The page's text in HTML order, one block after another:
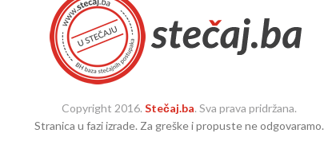
Copyright 2016. Stečaj.ba. Sva prava pridržana.
Stranica u fazi izrade. Za greške i propuste ne odgovaramo.